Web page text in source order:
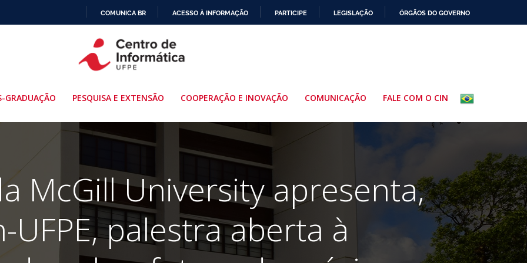
PARA
O
COMUNICA BR ACESSO À INFORMAÇÃO PARTICIPE LEGISLAÇÃO ÓRGÃOS DO GOVERNO
GRADUAÇÃO PESQUISA E EXTENSÃO COOPERAÇÃO E INOVAÇÃO COMUNICAÇÃO FALE COM O CIN
McGill University apresenta,
UFPE, palestra aberta à